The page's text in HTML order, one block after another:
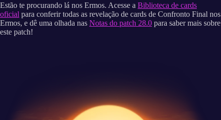
Estão te procurando lá nos Ermos. Acesse a Biblioteca de cards
oficial para conferir todas as revelação de cards de Confronto Final nos
Ermos, e dê uma olhada nas Notas do patch 28.0 para saber mais sobre
este patch!